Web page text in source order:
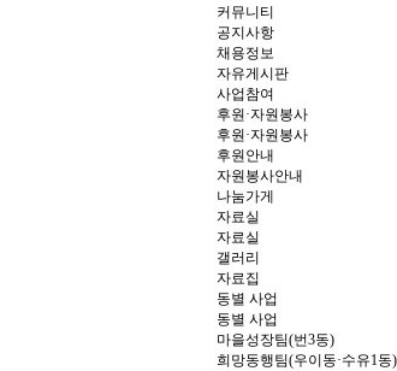
커뮤니티
공지사항
채용정보
자유게시판
사업참여
후원·자원봉사
후원·자원봉사
후원안내
자원봉사안내
나눔가게
자료실
자료실
갤러리
자료집
동별 사업
동별 사업
마을성장팀(번3동)
희망동행팀(우이동·수유1동)